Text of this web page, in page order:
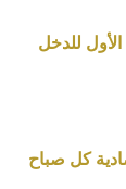
بنسبة 3% لصندوق الأول للدخل
كل صباح